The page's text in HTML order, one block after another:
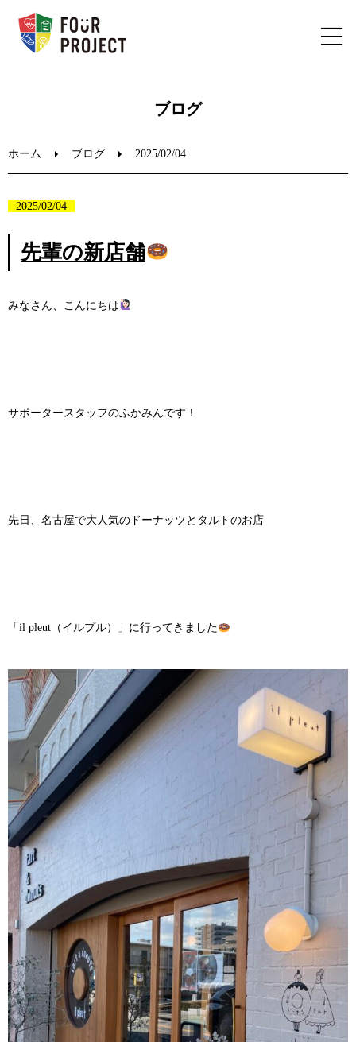
ブログ
ホーム ブログ 2025/02/04
2025/02/04
先輩の新店舗
みなさん、こんにちは
サポータースタッフのふかみんです！
先日、名古屋で大人気のドーナッツとタルトのお店
「il pleut（イルプル）」に行ってきました